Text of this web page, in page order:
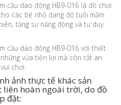
cầu dao động HB9-016 là đồ chơi
các bé nhỏ đang độ tuổi mầm
tăng sự năng động và tư duy
cầu dao động HB9-016 với thiết
vừa tiện lợi mà còn rất an
chơi.
ảnh thực tế khác sản
hoàn ngoài trời, do đồ
đặt: